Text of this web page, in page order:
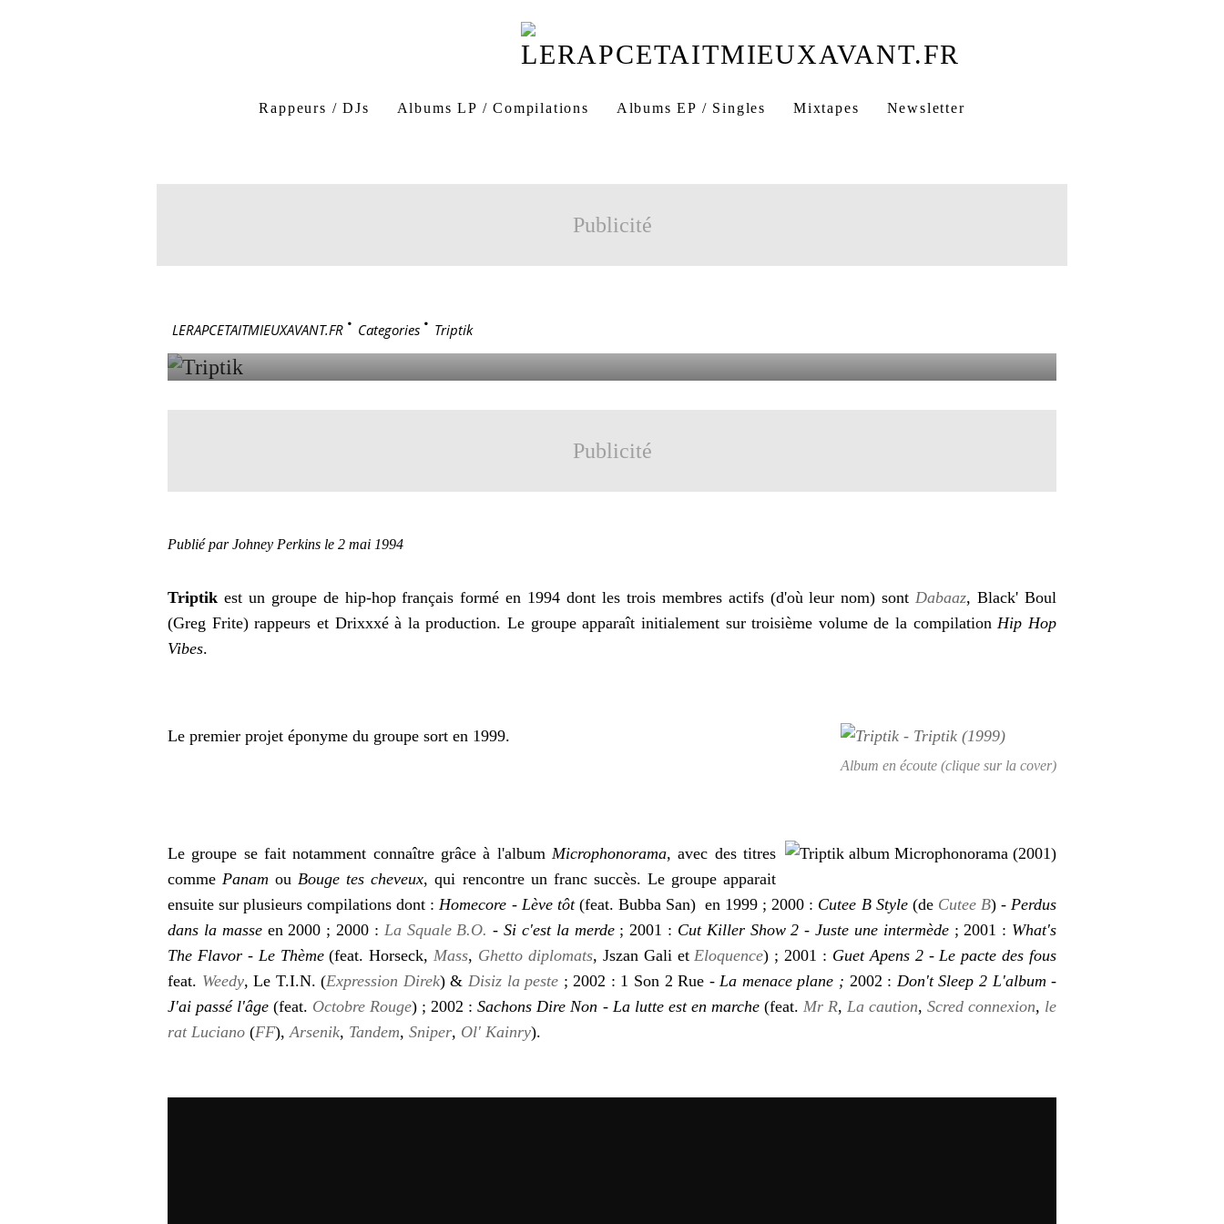
Rappeurs / DJs Albums LP / Compilations Albums EP / Singles Mixtapes Newsletter
Publicité
LERAPCETAITMIEUXAVANT.FR > Categories > Triptik
Publicité
Publié par Johney Perkins le 2 mai 1994
Triptik est un groupe de hip-hop français formé en 1994 dont les trois membres actifs (d'où leur nom) sontDabaaz, Black' Boul
(Greg Frite) rappeurs et Drixxxé à la production. Le groupe apparaît initialement sur troisième volume de la compilationHip Hop
Vibes.
Album en écoute (clique sur la cover)
Le premier projet éponyme du groupe sort en 1999.
Le groupe se fait notamment connaître grâce à l'album Microphonorama, avec des titres
commePanam ouBouge tes cheveux, qui rencontre un franc succès. Le groupe apparait
ensuite sur plusieurs compilations dont :Homecore - Lève tôt(feat. Bubba San) en 1999 ; 2000 : Cutee B Style (de Cutee B) -Perdus
dans la masseen 2000 ; 2000 : La Squale B.O. -Si c'est la merde; 2001 : Cut Killer Show 2 -Juste une intermède; 2001 : What's
The Flavor- Le Thème(feat. Horseck,Mass, Ghetto diplomats, Jszan Gali etEloquence) ; 2001 : Guet Apens 2-Le pacte des fous
feat. Weedy, Le T.I.N. (Expression Direk) &Disiz la peste ; 2002 : 1 Son 2 Rue -La menace plane ; 2002 : Don't Sleep 2 L'album -
J'ai passé l'âge (feat. Octobre Rouge) ; 2002 :Sachons Dire Non - La lutte est en marche(feat. Mr R, La caution,Scred connexion, le
rat Luciano (FF),Arsenik, Tandem, Sniper, Ol' Kainry).